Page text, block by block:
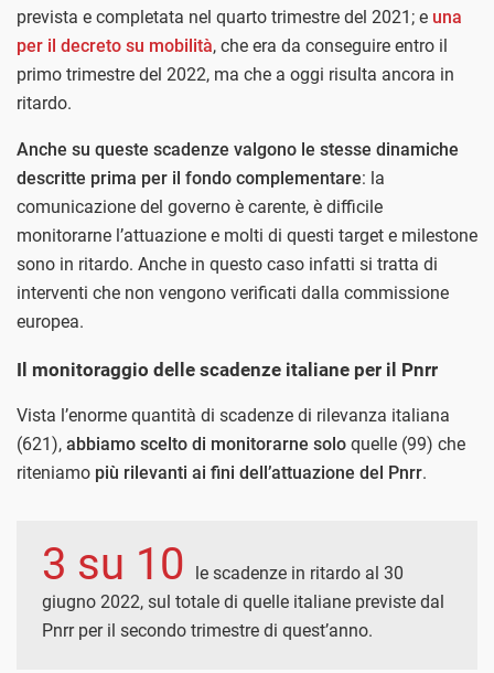
prevista e completata nel quarto trimestre del 2021; e una
per il decreto su mobilità, che era da conseguire entro il
primo trimestre del 2022, ma che a oggi risulta ancora in
ritardo.
Anche su queste scadenze valgono le stesse dinamiche
descritte prima per il fondo complementare: la
comunicazione del governo è carente, è difficile
monitorarne l’attuazione e molti di questi target e milestone
sono in ritardo. Anche in questo caso infatti si tratta di
interventi che non vengono verificati dalla commissione
europea.
Il monitoraggio delle scadenze italiane per il Pnrr
Vista l’enorme quantità di scadenze di rilevanza italiana
(621), abbiamo scelto di monitorarne solo quelle (99) che
riteniamo più rilevanti ai fini dell’attuazione del Pnrr.
3 su 10
le scadenze in ritardo al 30
giugno 2022, sul totale di quelle italiane previste dal
Pnrr per il secondo trimestre di quest’anno.